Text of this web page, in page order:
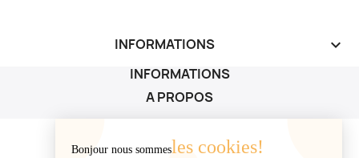
INFORMATIONS keyboard_arrow_down
INFORMATIONS
A PROPOS
A PROPOS
Bonjour nous sommesles cookies!